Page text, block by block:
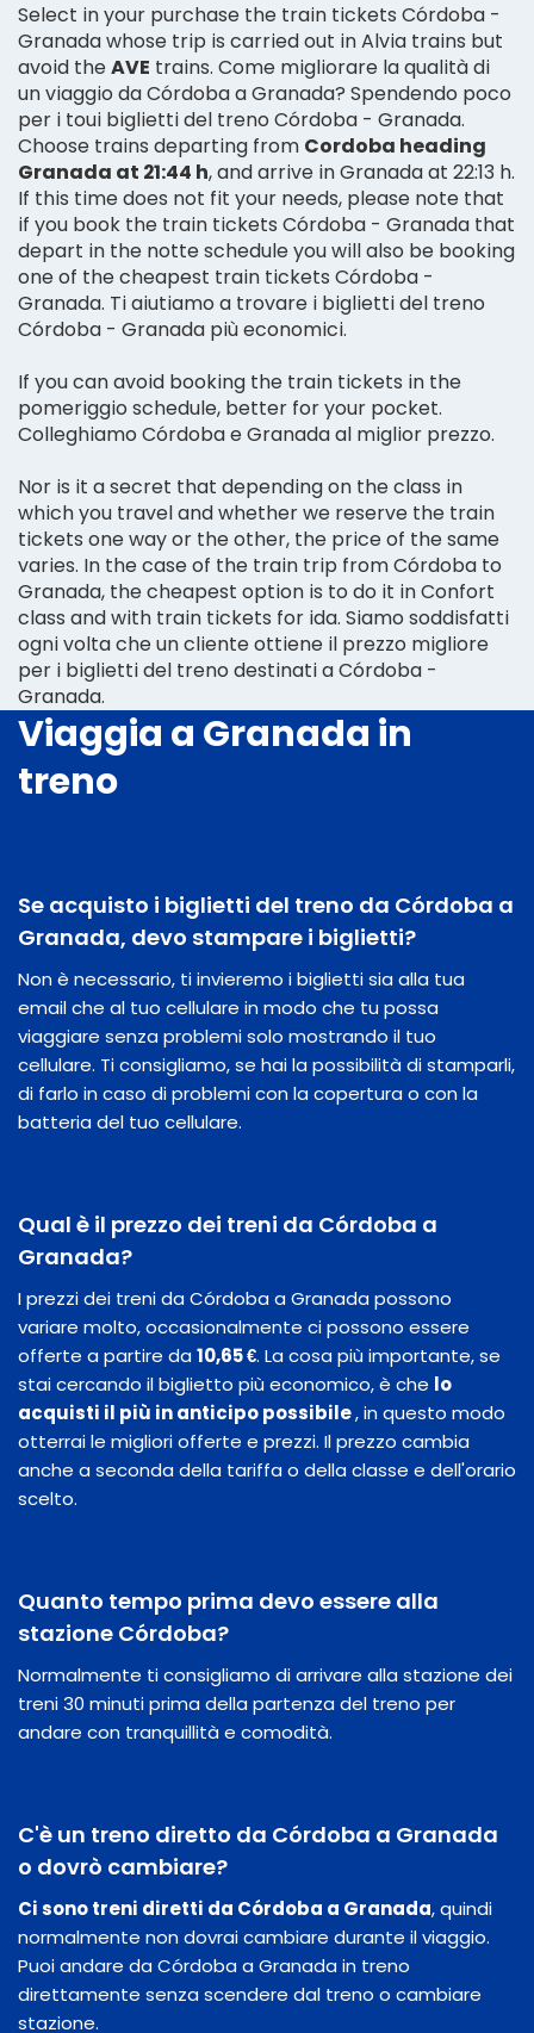
Select in your purchase the train tickets Córdoba -
Granada whose trip is carried out in Alvia trains but
avoid theAVE trains. Come migliorare la qualità di
un viaggio da Córdoba a Granada? Spendendo poco
per i toui biglietti del treno Córdoba - Granada.
Choose trains departing from Cordoba heading
Granada at 21:44 h, and arrive in Granada at 22:13 h.
If this time does not fit your needs, please note that
if you book the train tickets Córdoba - Granada that
depart in the notte schedule you will also be booking
one of the cheapest train tickets Córdoba -
Granada. Ti aiutiamo a trovare i biglietti del treno
Córdoba - Granada più economici.
If you can avoid booking the train tickets in the
pomeriggio schedule, better for your pocket.
Colleghiamo Córdoba e Granada al miglior prezzo.
Nor is it a secret that depending on the class in
which you travel and whether we reserve the train
tickets one way or the other, the price of the same
varies. In the case of the train trip from Córdoba to
Granada, the cheapest option is to do it in Confort
class and with train tickets for ida. Siamo soddisfatti
ogni volta che un cliente ottiene il prezzo migliore
per i biglietti del treno destinati a Córdoba -
Granada.
Viaggia a Granada in
treno
Se acquisto i biglietti del treno da Córdoba a
Granada, devo stampare i biglietti?
Non è necessario, ti invieremo i biglietti sia alla tua
email che al tuo cellulare in modo che tu possa
viaggiare senza problemi solo mostrando il tuo
cellulare. Ti consigliamo, se hai la possibilità di stamparli,
di farlo in caso di problemi con la copertura o con la
batteria del tuo cellulare.
Qual è il prezzo dei treni da Córdoba a
Granada?
I prezzi dei treni da Córdoba a Granada possono
variare molto, occasionalmente ci possono essere
offerte a partire da10,65 €. La cosa più importante, se
stai cercando il biglietto più economico, è che lo
acquisti il ​​più in anticipo possibile, in questo modo
otterrai le migliori offerte e prezzi. Il prezzo cambia
anche a seconda della tariffa o della classe e dell'orario
scelto.
Quanto tempo prima devo essere alla
stazione Córdoba?
Normalmente ti consigliamo di arrivare alla stazione dei
treni 30 minuti prima della partenza del treno per
andare con tranquillità e comodità.
C'è un treno diretto da Córdoba a Granada
o dovrò cambiare?
Ci sono treni diretti da Córdoba a Granada, quindi
normalmente non dovrai cambiare durante il viaggio.
Puoi andare da Córdoba a Granada in treno
direttamente senza scendere dal treno o cambiare
stazione.